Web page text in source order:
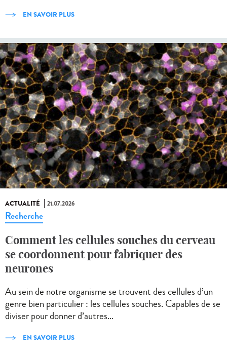
EN SAVOIR PLUS
ACTUALITÉ 21.07.2026
Recherche
Comment les cellules souches du cerveau
se coordonnent pour fabriquer des
neurones
Au sein de notre organisme se trouvent des cellules d’un
genre bien particulier : les cellules souches. Capables de se
diviser pour donner d’autres...
EN SAVOIR PLUS